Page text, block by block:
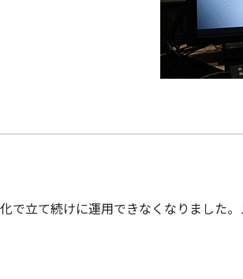
立て続けに運用できなくなりました